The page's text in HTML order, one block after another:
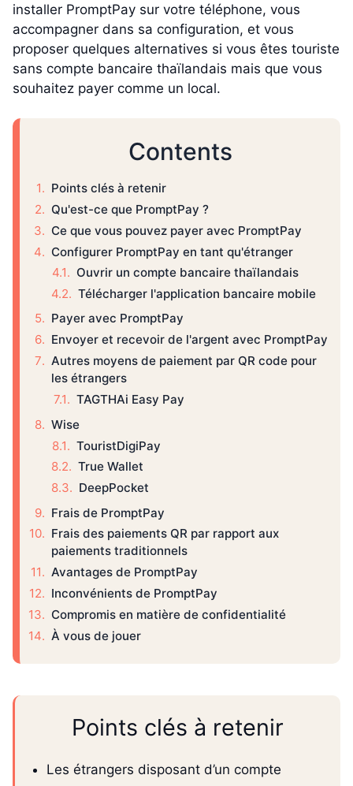
installer PromptPay sur votre téléphone, vous
accompagner dans sa configuration, et vous
proposer quelques alternatives si vous êtes touriste
sans compte bancaire thaïlandais mais que vous
souhaitez payer comme un local.
Contents
Points clés à retenir
Qu'est-ce que PromptPay ?
Ce que vous pouvez payer avec PromptPay
Configurer PromptPay en tant qu'étranger
Ouvrir un compte bancaire thaïlandais
Télécharger l'application bancaire mobile
Payer avec PromptPay
Envoyer et recevoir de l'argent avec PromptPay
Autres moyens de paiement par QR code pour
les étrangers
TAGTHAi Easy Pay
Wise
TouristDigiPay
True Wallet
DeepPocket
Frais de PromptPay
Frais des paiements QR par rapport aux
paiements traditionnels
Avantages de PromptPay
Inconvénients de PromptPay
Compromis en matière de confidentialité
À vous de jouer
Points clés à retenir
Les étrangers disposant d’un compte